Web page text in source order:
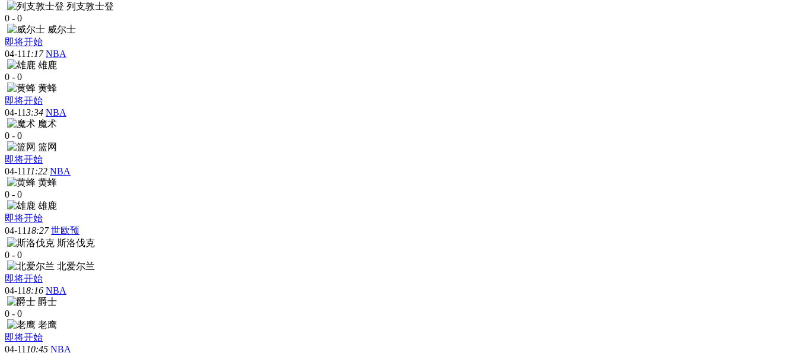
列支敦士登
0 - 0
威尔士
即将开始
04-11 1:17 NBA
雄鹿
0 - 0
黄蜂
即将开始
04-113:34 NBA
魔术
0 - 0
篮网
即将开始
04-11 11:22 NBA
黄蜂
0 - 0
雄鹿
即将开始
04-11 18:27 世欧预
斯洛伐克
0 - 0
北爱尔兰
即将开始
04-118:16 NBA
爵士
0 - 0
老鹰
即将开始
04-11 10:45 NBA